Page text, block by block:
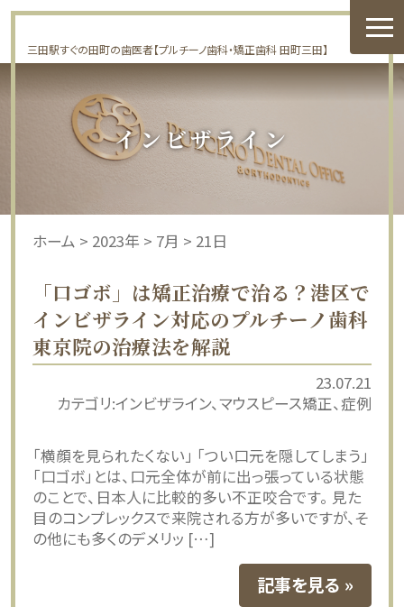
三田駅すぐの田町の歯医者【プルチーノ歯科・矯正歯科 田町三田】
インビザライン
ホーム > 2023年 > 7月 > 21日
「口ゴボ」は矯正治療で治る？港区で
インビザライン対応のプルチーノ歯科
東京院の治療法を解説
23.07.21
カテゴリ:インビザライン マウスピース矯正 症例
「横顔を見られたくない」 「つい口元を隠してしまう」
「口ゴボ」とは、口元全体が前に出っ張っている状態
のことで、日本人に比較的多い不正咬合です。 見た
目のコンプレックスで来院される方が多いですが、そ
の他にも多くのデメリッ […]
記事を見る